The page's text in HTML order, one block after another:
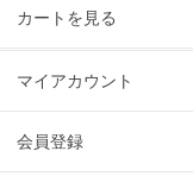
カートを見る
マイアカウント
会員登録